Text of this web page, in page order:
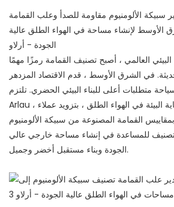
الألومنيوم مقاومة للصدأ وعلب القمامة
الأوسط لإنشاء مساحة في الهواء الطلق عالية
الجودة - أرلاو
العالمي ، أصبح تصنيف القمامة رمزًا مهمًا
في الشرق الأوسط ، قدم الاقتصاد المزدهر
متطلبات أعلى للبناء البيئي الحضري. تلتزم
Arlau ، كمورد رائد بمرافق حماية البيئة في الهواء الطلق ، بتزويد عملاء
القمامة المصنوعة من سبيكة الألومنيوم
للمساعدة في إنشاء مساحة خارجي عالي
الجودة وبناء مستقبل أخضر وجميل.